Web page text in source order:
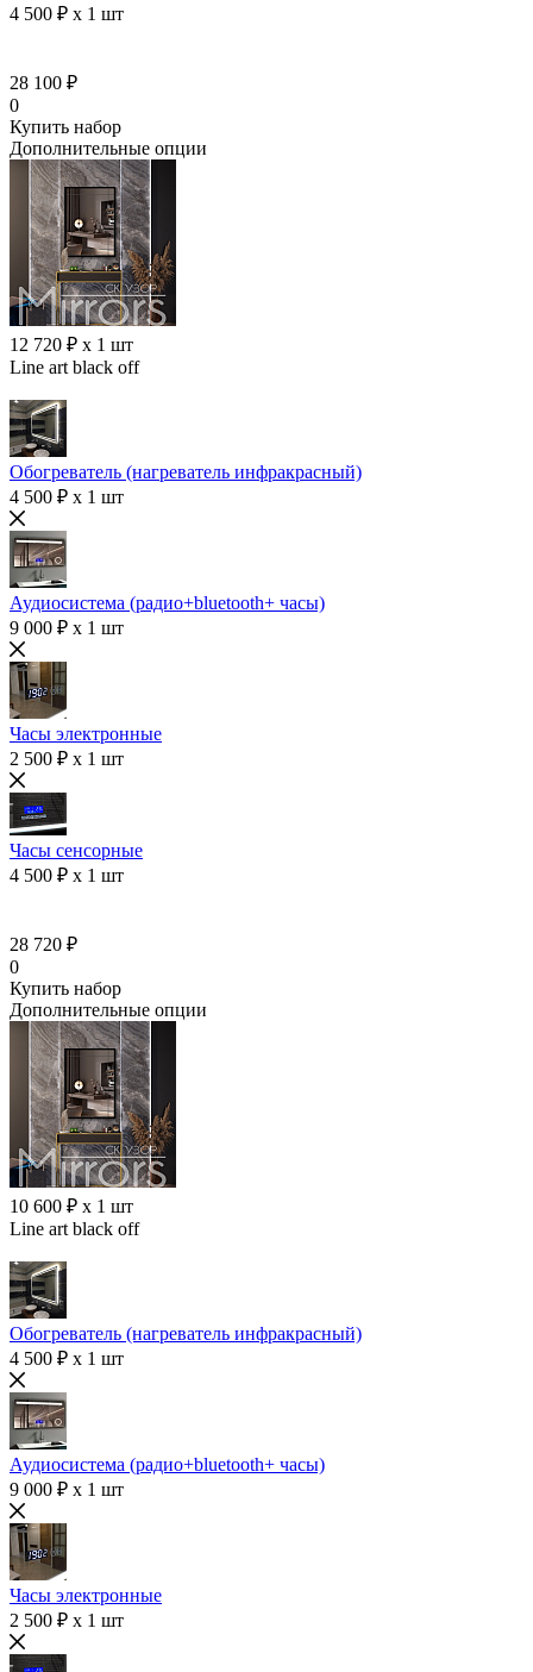
4 500 ₽ x 1 шт
28 100 ₽
0
Купить набор
Дополнительные опции
12 720 ₽ x 1 шт
Line art black off
Обогреватель (нагреватель инфракрасный)
4 500 ₽ x 1 шт
Аудиосистема (радио+bluetooth+ часы)
9 000 ₽ x 1 шт
Часы электронные
2 500 ₽ x 1 шт
Часы сенсорные
4 500 ₽ x 1 шт
28 720 ₽
0
Купить набор
Дополнительные опции
10 600 ₽ x 1 шт
Line art black off
Обогреватель (нагреватель инфракрасный)
4 500 ₽ x 1 шт
Аудиосистема (радио+bluetooth+ часы)
9 000 ₽ x 1 шт
Часы электронные
2 500 ₽ x 1 шт